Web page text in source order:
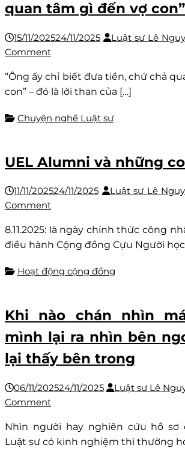
11!
quan tâm gì đến vợ con”
15/11/202524/11/2025 Luật sư Lê
Commenton
ấy
chỉ
đưa
chả
tâm
gì
đến
vợ
con”
“Ông ấy chỉ biết đưa tiền, chứ chả
con” – đó là lời than của […]
Chuyện nghề Luật sư
UEL Alumni và những
11/11/202524/11/2025 Luật sư Lê
Commenton
Alumni
và
con
8.11.2025: là ngày chính thức công
điều hành Cộng đồng Cựu Người
Hoạt động cộng đồng
Khi nào chán nhìn
mình lại ra nhìn bên
lại thấy bên trong
06/11/202524/11/2025 Luật sư Lê
Commenton
nào
chán
Nhìn người hay nghiên cứu hồ sơ
Luật sư có kinh nghiệm thì thường